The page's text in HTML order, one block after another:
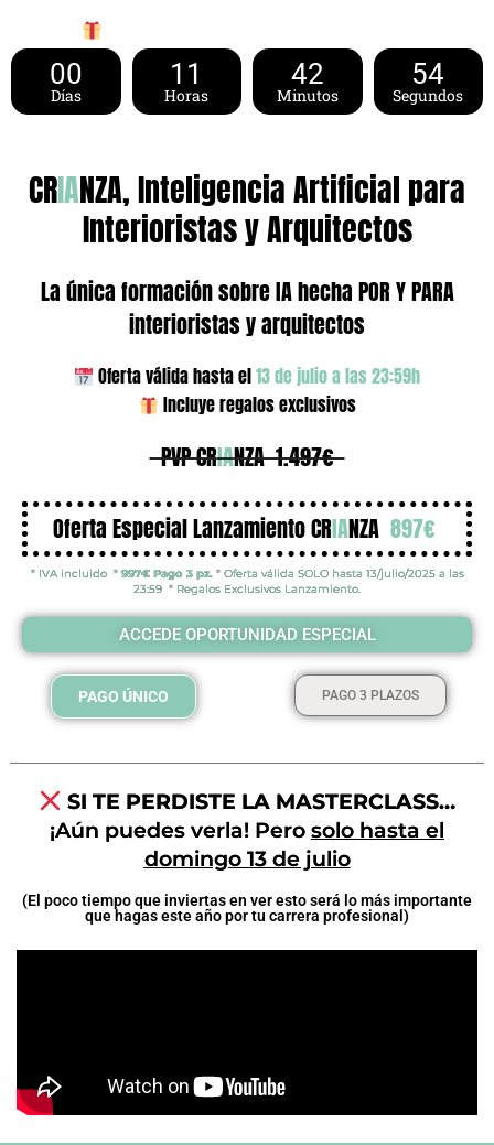
00
Días
11
Horas
42
Minutos
53
Segundos
CRIANZA, Inteligencia Artificial para
Interioristas y Arquitectos
La única formación sobre IA hecha POR Y PARA
interioristas y arquitectos
Oferta válida hasta el13 de julio a las 23:59h
Incluye regalos exclusivos
PVP CRIANZA 1.497€
Oferta Especial Lanzamiento CRIANZA 897€
* IVA incluido * 997€ Pago 3 pz.* Oferta válida SOLO hasta 13/julio/2025 a las
23:59 * Regalos Exclusivos Lanzamiento.
ACCEDE OPORTUNIDAD ESPECIAL
PAGO ÚNICO PAGO 3 PLAZOS
SI TE PERDISTE LA MASTERCLASS…
¡Aún puedes verla! Pero solo hasta el
domingo 13 de julio
(El poco tiempo que inviertas en ver esto será lo más importante
que hagas este año por tu carrera profesional)